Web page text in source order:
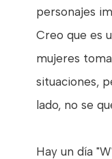
personajes
Creo que es
mujeres
situaciones,
lado, no se
Hay un día